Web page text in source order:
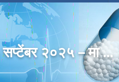
२०२५ – मा ...